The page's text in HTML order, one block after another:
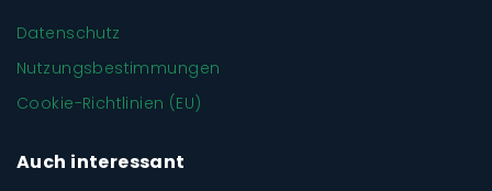
Datenschutz
Nutzungsbestimmungen
Cookie-Richtlinien (EU)
Auch interessant